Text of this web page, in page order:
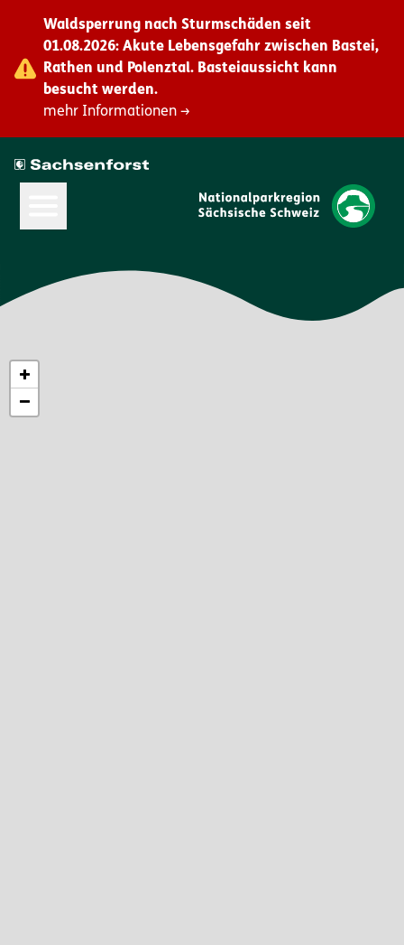
Waldsperrung nach Sturmschäden seit
01.08.2026: Akute Lebensgefahr zwischen Bastei,
Rathen und Polenztal. Basteiaussicht kann
besucht werden.
mehr Informationen →
+
−